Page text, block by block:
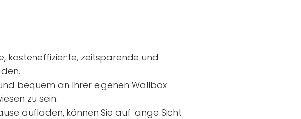
kosteneffiziente, zeitsparende und
bequem an Ihrer eigenen Wallbox
zu sein.
aufladen, können Sie auf lange Sicht